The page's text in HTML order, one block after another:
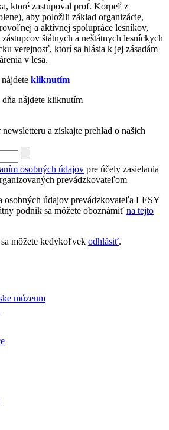
ktoré zastupoval prof. Korpeľ z
aby položili základ organizácie,
a aktívnej spolupráce lesníkov,
štátnych a neštátnych lesníckych
verejnosť, ktorí sa hlásia k jej zásadám
v lesa.
kliknutím
nájdete kliknutím
a získajte prehlad o našich
osobných údajov pre účely zasielania
prevádzkovateľom
osobných údajov prevádzkovateľa LESY
podnik sa môžete oboznámiť na tejto
môžete kedykoľvek odhlásiť.
múzeum